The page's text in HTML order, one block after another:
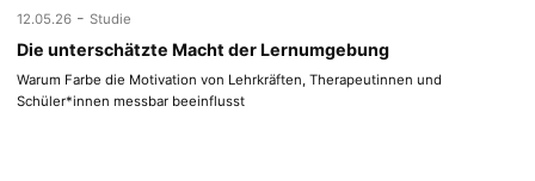
12.05.26 - Studie
Die unterschätzte Macht der Lernumgebung
Warum Farbe die Motivation von Lehrkräften, Therapeutinnen und
Schüler*innen messbar beeinflusst